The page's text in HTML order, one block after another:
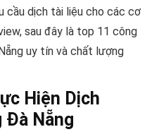
cầu dịch tài liệu cho các cơ
sau đây là top 11 công
uy tín và chất lượng
Hiện Dịch
Đà Nẵng